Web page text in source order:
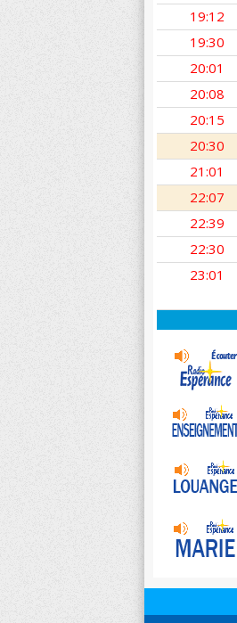
19:12
19:30
20:01
20:08
20:15
20:30
21:01
22:07
22:39
22:30
23:01